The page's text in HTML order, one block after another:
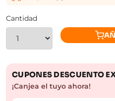
Cantidad
CUPONES DESCUENTO
¡Canjea el tuyo ahora!